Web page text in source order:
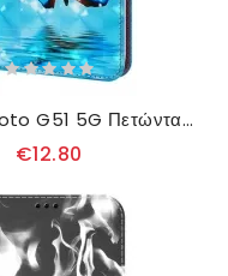
Κάλυμμα Moto G51 5G Πετώντας Μπλε Πεταλούδες
€12.80